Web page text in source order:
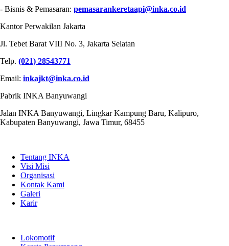
- Bisnis & Pemasaran: pemasarankeretaapi@inka.co.id
Kantor Perwakilan Jakarta
Jl. Tebet Barat VIII No. 3, Jakarta Selatan
Telp. (021) 28543771
Email: inkajkt@inka.co.id
Pabrik INKA Banyuwangi
Jalan INKA Banyuwangi, Lingkar Kampung Baru, Kalipuro,
Kabupaten Banyuwangi, Jawa Timur, 68455
Tentang INKA
Visi Misi
Organisasi
Kontak Kami
Galeri
Karir
Lokomotif